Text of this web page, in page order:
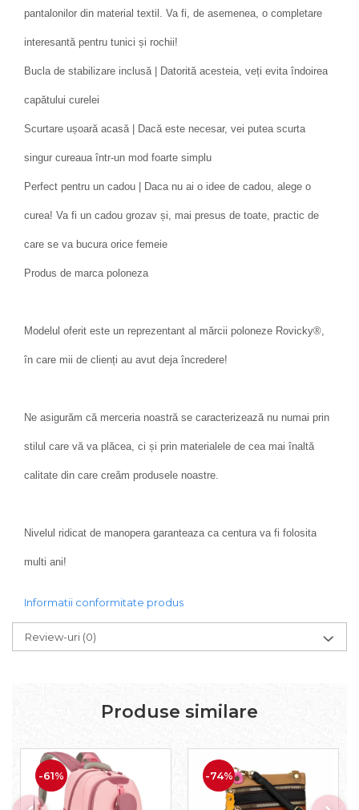
pantalonilor din material textil. Va fi, de asemenea, o completare
interesantă pentru tunici și rochii!
Bucla de stabilizare inclusă | Datorită acesteia, veți evita îndoirea
capătului curelei
Scurtare ușoară acasă | Dacă este necesar, vei putea scurta
singur cureaua într-un mod foarte simplu
Perfect pentru un cadou | Daca nu ai o idee de cadou, alege o
curea! Va fi un cadou grozav și, mai presus de toate, practic de
care se va bucura orice femeie
Produs de marca poloneza
Modelul oferit este un reprezentant al mărcii poloneze Rovicky®,
în care mii de clienți au avut deja încredere!
Ne asigurăm că merceria noastră se caracterizează nu numai prin
stilul care vă va plăcea, ci și prin materialele de cea mai înaltă
calitate din care creăm produsele noastre.
Nivelul ridicat de manopera garanteaza ca centura va fi folosita
multi ani!
Informatii conformitate produs
Review-uri (0)
Produse similare
-61% -74%